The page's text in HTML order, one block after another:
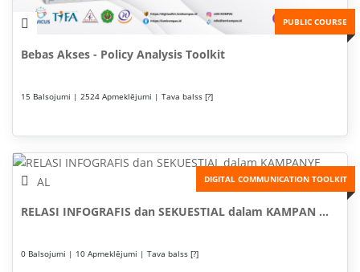
PUBLIC COURSE
Bebas Akses - Policy Analysis Toolkit
15 Balsojumi | 2524 Apmeklējumi | Tava balss [?]
DIGITAL COMMUNICATION TOOLKIT
RELASI INFOGRAFIS dan SEKUESTIAL dalam KAMPAN ...
0 Balsojumi | 10 Apmeklējumi | Tava balss [?]